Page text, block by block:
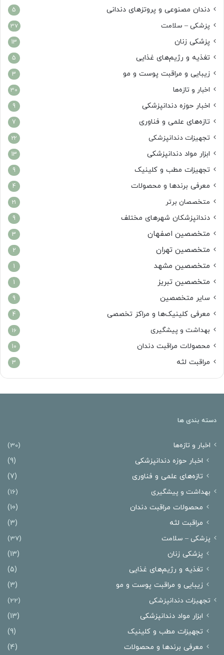
دندان مصنوعی و پروتزهای دندانی 5
پزشکی – سلامت 37
پزشکی زنان 13
تغذیه و رژیم‌های غذایی 5
زیبایی و مراقبت پوست و مو 3
اخبار و تازه‌ها 30
اخبار حوزه دندانپزشکی 9
تازه‌های علمی و فناوری 7
تجهیزات دندانپزشکی 22
ابزار مواد دندانپزشکی 13
تجهیزات مطب و کلینیک 9
معرفی برندها و محصولات 4
متخصصان برتر 21
دندانپزشکان شهرهای مختلف 9
متخصصین اصفهان 3
متخصصین تهران 2
متخصصین مشهد 1
متخصصین تبریز 1
سایر متخصصین 9
معرفی کلینیک‌ها و مراکز تخصصی 4
بهداشت و پیشگیری 16
محصولات مراقبت دندان 10
مراقبت لثه 3
دسته بندی ها
اخبار و تازه‌ها (30)
اخبار حوزه دندانپزشکی
(9)
تازه‌های علمی و فناوری
(7)
بهداشت و پیشگیری (16)
محصولات مراقبت دندان
(10)
مراقبت لثه
(3)
پزشکی – سلامت (37)
پزشکی زنان
(13)
تغذیه و رژیم‌های غذایی
(5)
زیبایی و مراقبت پوست و مو
(3)
تجهیزات دندانپزشکی (22)
ابزار مواد دندانپزشکی
(13)
تجهیزات مطب و کلینیک
(9)
معرفی برندها و محصولات
(4)